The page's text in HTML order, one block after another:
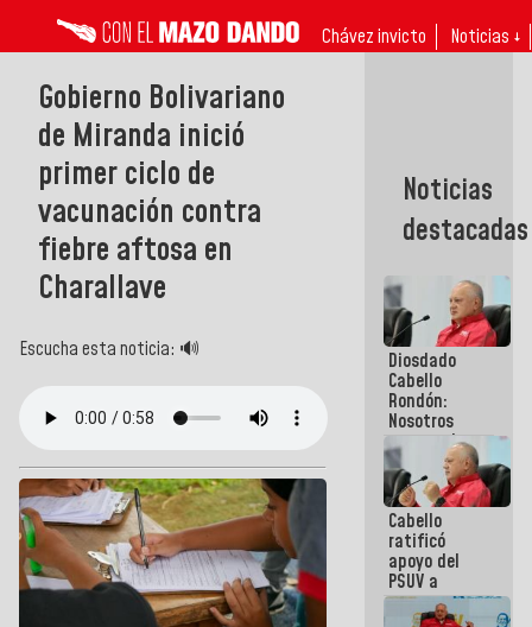
Chávez invicto Noticias ↓
Gobierno Bolivariano
de Miranda inició
primer ciclo de
vacunación contra
fiebre aftosa en
Charallave
Escucha esta noticia: 🔊
Noticias
destacadas
Diosdado
Cabello
Rondón:
Nosotros
vamos al
diálogo con
el
compromiso
de cumplir
nuestra
palabra
Cabello
ratificó
apoyo del
PSUV a
representantes